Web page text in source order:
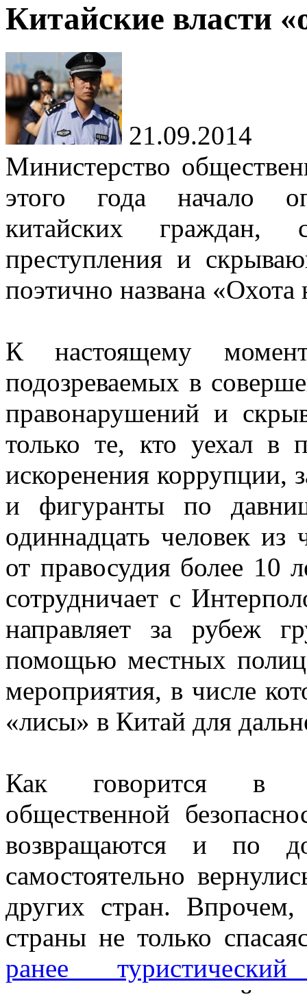
Китайские власти
21.09.2014
Министерство
этого года начало
китайских граждан,
преступления и
поэтично названа «Охота
К настоящему
подозреваемых в
правонарушений и
только те, кто уехал в
искоренения
и фигуранты по
одиннадцать человек из
от правосудия более 10
сотрудничает с
направляет за рубеж
помощью местных
мероприятия, в числе
«лисы» в Китай для
Как говорится в
общественной
возвращаются и по
самостоятельно
других стран.
страны не только
ранее